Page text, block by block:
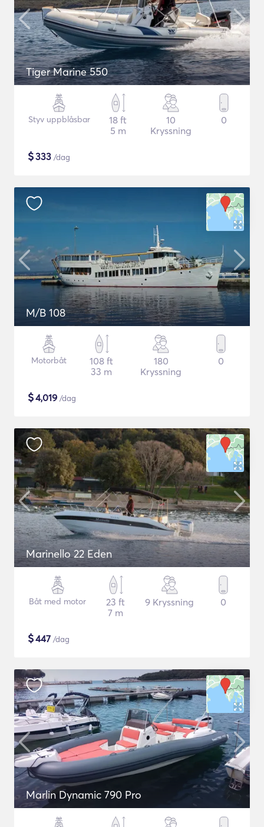
Tiger Marine 550
Styv uppblåsbar
18 ft
5 m
10
Kryssning
0
$333 /dag
M/B 108
Motorbåt
108 ft
33 m
180
Kryssning
0
$4,019 /dag
Marinello 22 Eden
Båt med motor
23 ft
7 m
9 Kryssning 0
$447 /dag
Marlin Dynamic 790 Pro